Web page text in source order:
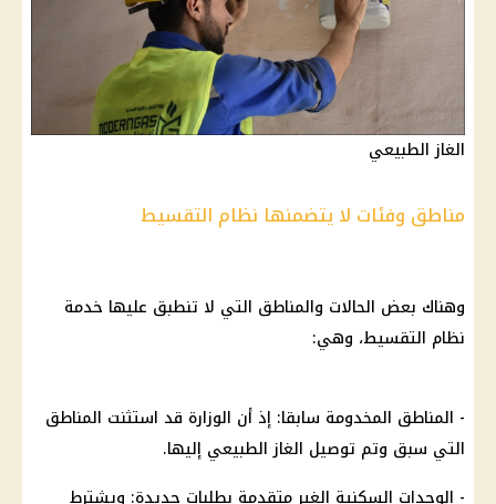
الغاز الطبيعي
مناطق وفئات لا يتضمنها نظام التقسيط
وهناك بعض الحالات والمناطق التي لا تنطبق عليها خدمة
نظام التقسيط، وهي:
- المناطق المخدومة سابقا: إذ أن الوزارة قد استثنت المناطق
التي سبق وتم توصيل الغاز الطبيعي إليها.
- الوحدات السكنية الغير متقدمة بطلبات جديدة: ويشترط